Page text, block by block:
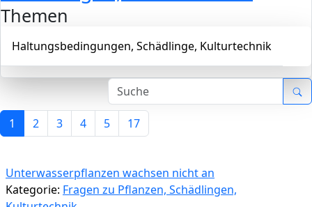
Themen
Haltungsbedingungen, Schädlinge, Kulturtechnik
1 2 3 4 5 17
Unterwasserpflanzen wachsen nicht an
Kategorie: Fragen zu Pflanzen, Schädlingen,